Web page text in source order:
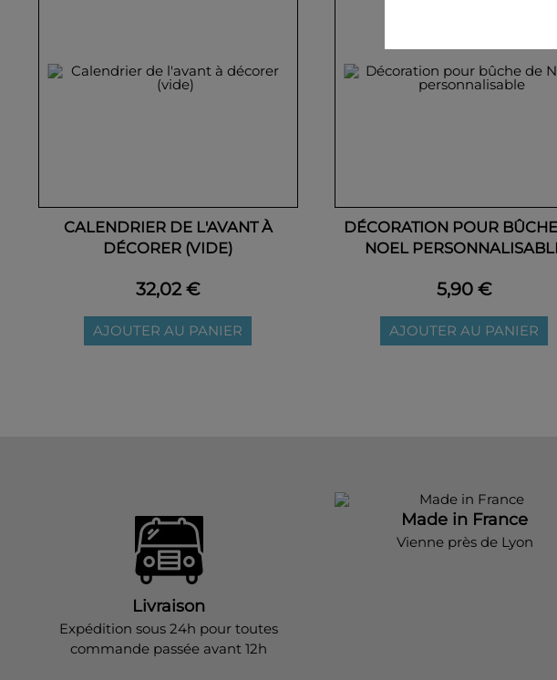
CALENDRIER DE L'AVANT À
DÉCORER (VIDE)
32,02 €
AJOUTER AU PANIER
DÉCORATION POUR
NOEL
5,90 €
AJOUTER AU PANIER
Livraison
Expédition sous 24h pour toutes
commande passée avant 12h
Made in France
Vienne près de Lyon